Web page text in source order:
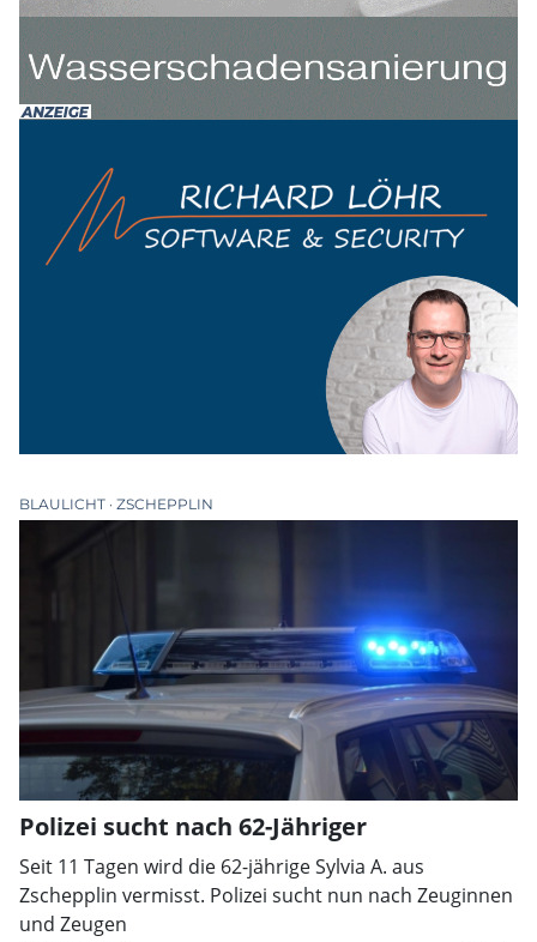
BLAULICHT ZSCHEPPLIN
Polizei sucht nach 62-Jähriger
Seit 11 Tagen wird die 62-jährige Sylvia A. aus
Zschepplin vermisst. Polizei sucht nun nach Zeuginnen
und Zeugen